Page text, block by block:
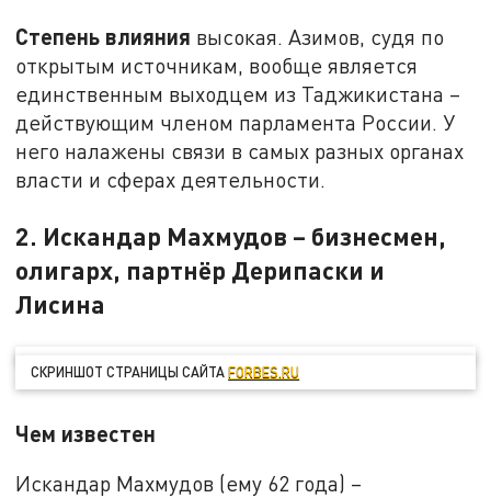
Степень влияния высокая. Азимов, судя по
открытым источникам, вообще является
единственным выходцем из Таджикистана –
действующим членом парламента России. У
него налажены связи в самых разных органах
власти и сферах деятельности.
2. Искандар Махмудов – бизнесмен,
олигарх, партнёр Дерипаски и
Лисина
СКРИНШОТ СТРАНИЦЫ САЙТАFORBES.RU
Чем известен
Искандар Махмудов (ему 62 года) –